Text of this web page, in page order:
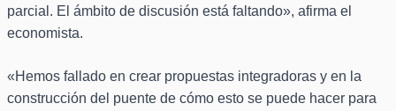
parcial. El ámbito de discusión está faltando», afirma el
economista.
«Hemos fallado en crear propuestas integradoras y en la
construcción del puente de cómo esto se puede hacer para